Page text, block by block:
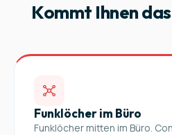
Kommt Ihnen
Funklöcher im Büro
Funklöcher mitten im Büro.